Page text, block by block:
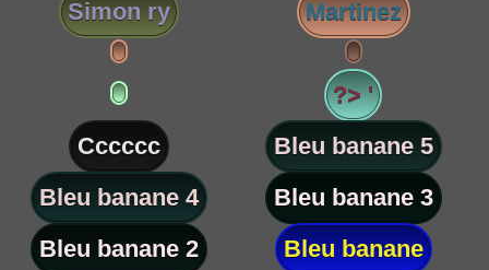
Simon ry
Martinez
?> '
Cccccc
Bleu banane 5
Bleu banane 4
Bleu banane 3
Bleu banane 2
Bleu banane